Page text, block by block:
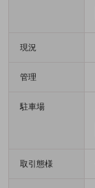
現況
管理
駐車場
取引態様